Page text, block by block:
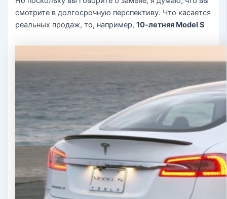
смотрите в долгосрочную перспективу. Что касается
реальных продаж, то, например,10-летняя Model S